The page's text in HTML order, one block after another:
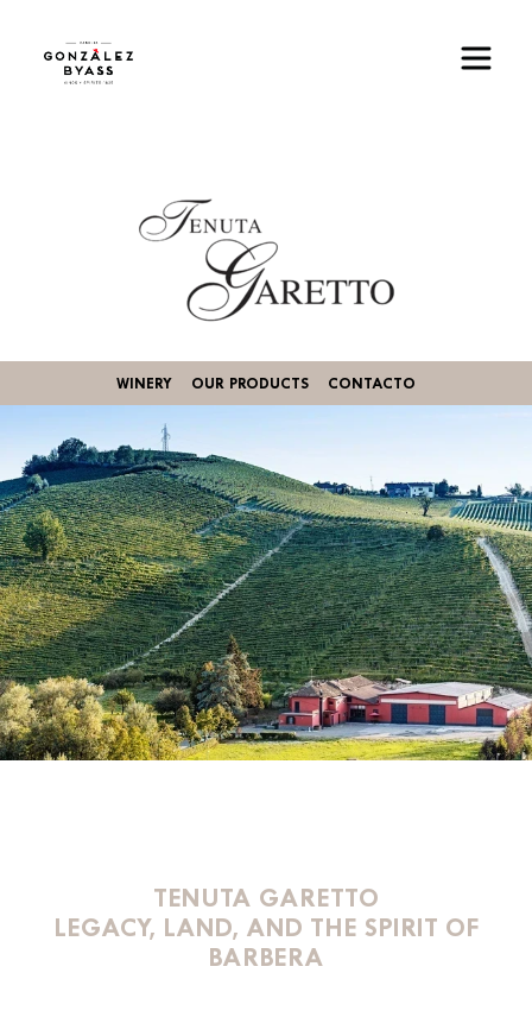
Imagen
WINERY OUR PRODUCTS CONTACTO
TENUTA GARETTO
LEGACY, LAND, AND THE SPIRIT OF
BARBERA